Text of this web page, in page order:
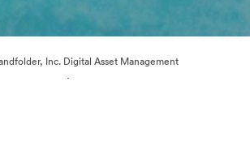
Inc. Digital Asset Management
·